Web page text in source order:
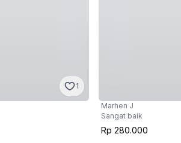
1
Marhen J
Sangat baik
Rp 280.000